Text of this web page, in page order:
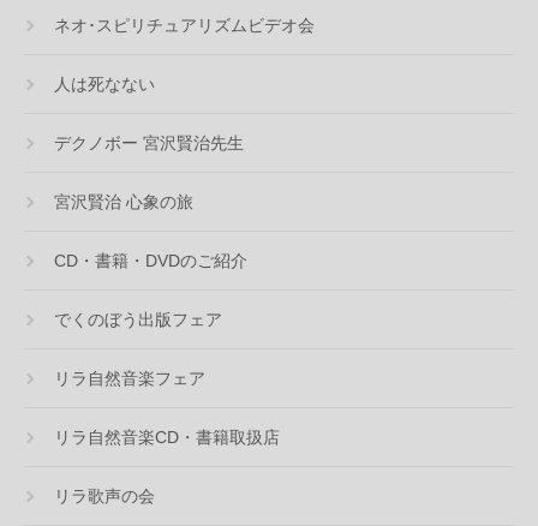
ネオ･スピリチュアリズムビデオ会
人は死なない
デクノボー 宮沢賢治先生
宮沢賢治 心象の旅
CD・書籍・DVDのご紹介
でくのぼう出版フェア
リラ自然音楽フェア
リラ自然音楽CD・書籍取扱店
リラ歌声の会